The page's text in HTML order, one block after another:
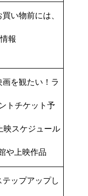
い物前には、
報
を観たい！ラ
トチケット予
映スケジュール
や上映作品
ップアップし